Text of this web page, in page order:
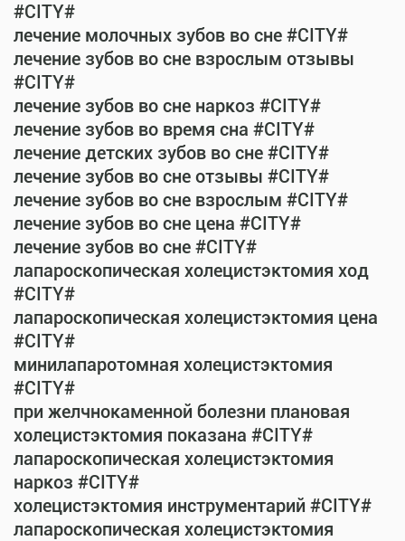
#CITY#
лечение молочных зубов во сне #CITY#
лечение зубов во сне взрослым отзывы
#CITY#
лечение зубов во сне наркоз #CITY#
лечение зубов во время сна #CITY#
лечение детских зубов во сне #CITY#
лечение зубов во сне отзывы #CITY#
лечение зубов во сне взрослым #CITY#
лечение зубов во сне цена #CITY#
лечение зубов во сне #CITY#
лапароскопическая холецистэктомия ход
#CITY#
лапароскопическая холецистэктомия цена
#CITY#
минилапаротомная холецистэктомия
#CITY#
при желчнокаменной болезни плановая
холецистэктомия показана #CITY#
лапароскопическая холецистэктомия
наркоз #CITY#
холецистэктомия инструментарий #CITY#
лапароскопическая холецистэктомия